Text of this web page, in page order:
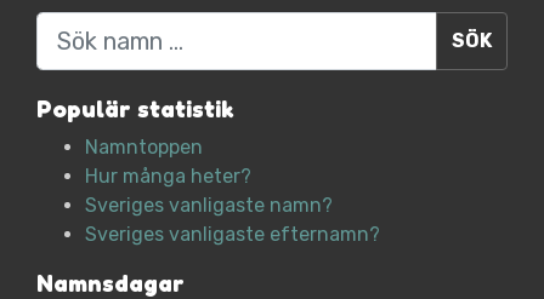
Sök
Populär statistik
Namntoppen
Hur många heter?
Sveriges vanligaste namn?
Sveriges vanligaste efternamn?
Namnsdagar